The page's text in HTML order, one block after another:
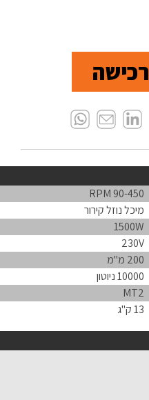
90-450 RPM
מיכל נוזל קירור
1500W
230V
200 מ"מ
10000 ניוטון
MT2
13 ק"ג